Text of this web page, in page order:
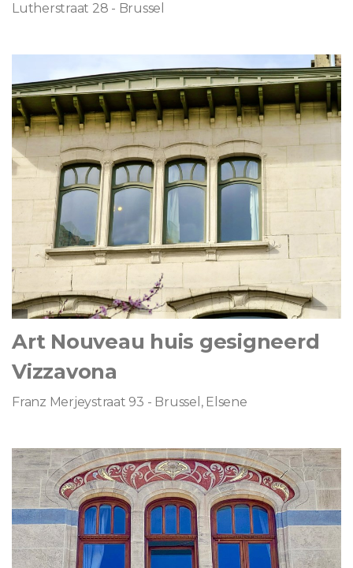
Lutherstraat 28 - Brussel
Art Nouveau huis gesigneerd
Vizzavona
Franz Merjeystraat 93 - Brussel, Elsene